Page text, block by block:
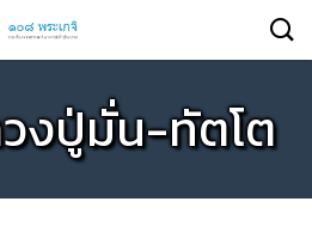
งปู่มั่น-ทัตโต